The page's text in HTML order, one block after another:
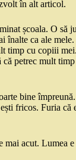
în alt articol.
școala. O să
înalte ca ale
timp cu copiii
că petrec mult
bine
fricos. Furia că
mai acut. Lumea e